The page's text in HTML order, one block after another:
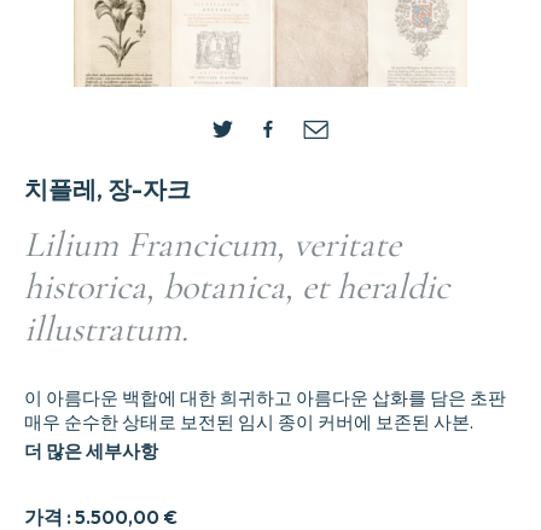
치플레, 장-자크
Lilium Francicum, veritate
historica, botanica, et heraldic
illustratum.
가격 :5.500,00 €
이 아름다운 백합에 대한 희귀하고 아름다운 삽화를 담은 초판
매우 순수한 상태로 보전된 임시 종이 커버에 보존된 사본.
더 많은 세부사항